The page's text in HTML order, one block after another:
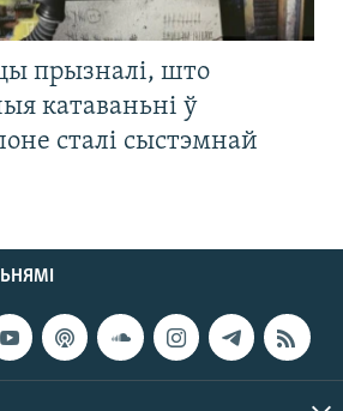
прызналі, што
катаваньні ў
сталі сыстэмнай